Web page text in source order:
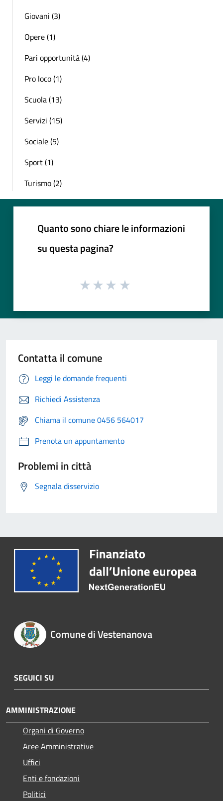
Giovani (3)
Opere (1)
Pari opportunità (4)
Pro loco (1)
Scuola (13)
Servizi (15)
Sociale (5)
Sport (1)
Turismo (2)
Quanto sono chiare le informazioni
su questa pagina?
Contatta il comune
Leggi le domande frequenti
Richiedi Assistenza
Chiama il comune 0456 564017
Prenota un appuntamento
Problemi in città
Segnala disservizio
Comune di Vestenanova
SEGUICI SU
AMMINISTRAZIONE
Organi di Governo
Aree Amministrative
Uffici
Enti e fondazioni
Politici